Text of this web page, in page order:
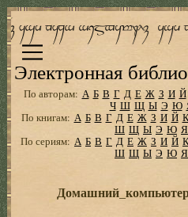
Электронная
По авторам: А Б В Г Д Е Ж З И Й
Ч Ш Щ Ы Э Ю
По книгам: А Б В Г Д Е Ж З И Й
Ш Щ Ы Э Ю Я
По сериям: А Б В Г Д Е Ж З И Й
Ш Щ Ы Э Ю Я
Домашний_компьютер